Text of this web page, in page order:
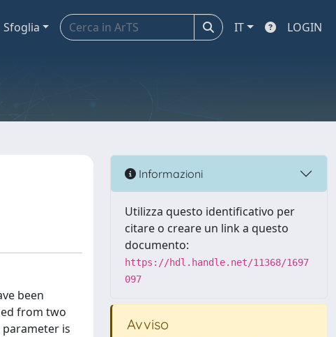
Sfoglia IT LOGIN
been
from two
is
Informazioni
Utilizza questo identificativo per
citare o creare un link a questo
documento:
https://hdl.handle.net/11368/1697
097
Avviso